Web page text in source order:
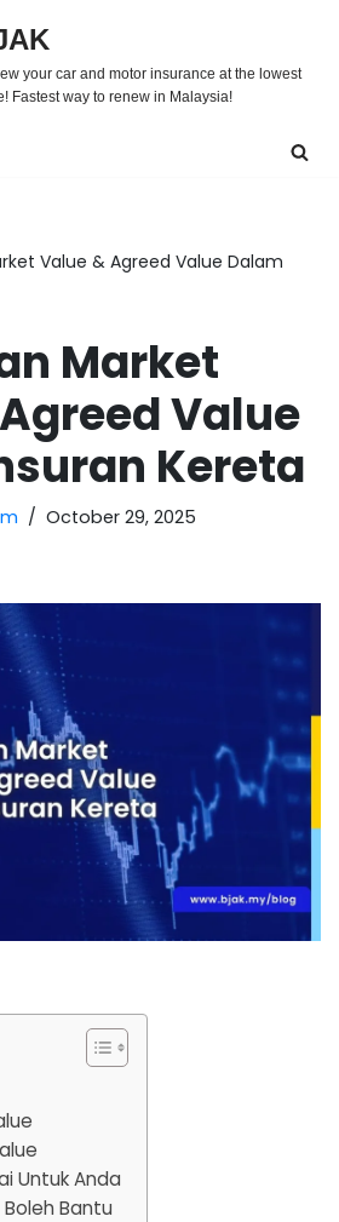
your car and motor insurance at the lowest
Fastest way to renew in Malaysia!
Value & Agreed Value Dalam
Market
Value
Kereta
October 29, 2025
Untuk Anda
Bantu